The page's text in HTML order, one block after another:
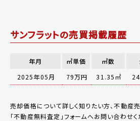
サンフラットの売買掲載履歴
年月 ㎡単価 ㎡数
2025年05月
79万円 31.35㎡
売却価格について詳しく知りたい方、不動産
「不動産無料査定 」フォームへお問い合わせく